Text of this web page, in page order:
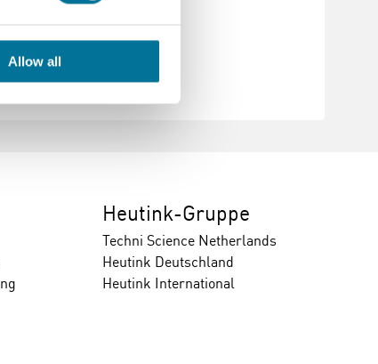
Allow all
Heutink-Gruppe
Techni Science Netherlands
Heutink Deutschland
Heutink International